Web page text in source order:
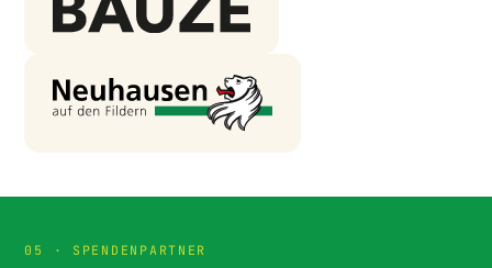
05 · SPENDENPARTNER